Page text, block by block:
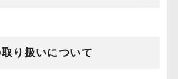
り扱いについて